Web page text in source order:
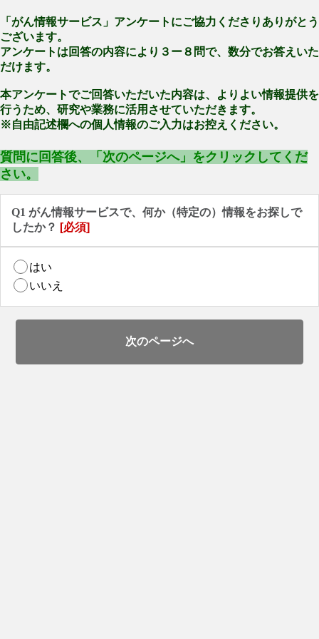
「がん情報サービス」アンケートにご協力くださりありがとう
ございます。
アンケートは回答の内容により３ー８問で、数分でお答えいた
だけます。
本アンケートでご回答いただいた内容は、よりよい情報提供を
行うため、研究や業務に活用させていただきます。
※自由記述欄への個人情報のご入力はお控えください。
質問に回答後、「次のページへ」をクリックしてくだ
さい。
Q1 がん情報サービスで、何か（特定の）情報をお探しで
したか？ [必須]
はい
いいえ